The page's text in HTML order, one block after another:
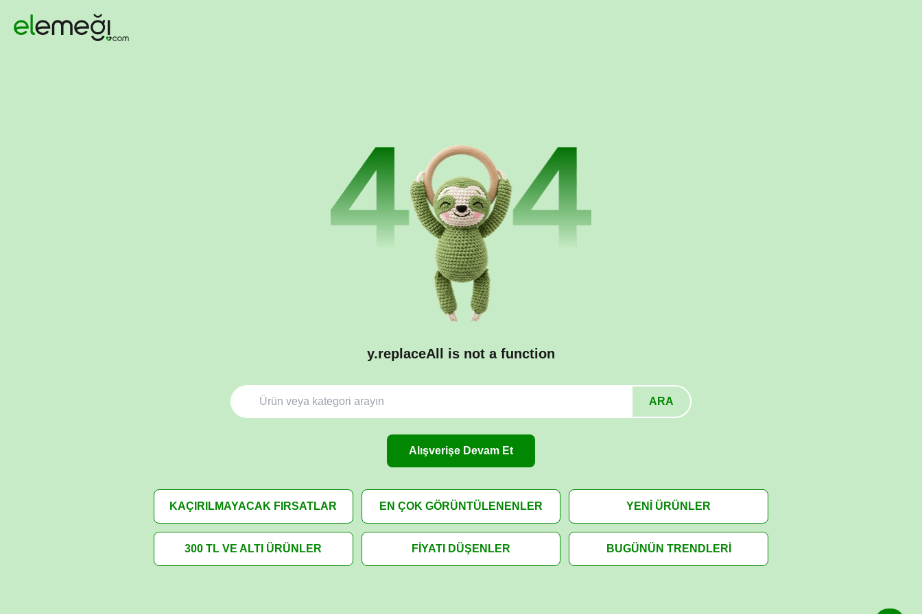
y.replaceAll is not a function
ARA
Alışverişe Devam Et
KAÇIRILMAYACAK FIRSATLAR EN ÇOK GÖRÜNTÜLENENLER YENİ ÜRÜNLER
300 TL VE ALTI ÜRÜNLER FİYATI DÜŞENLER BUGÜNÜN TRENDLERİ